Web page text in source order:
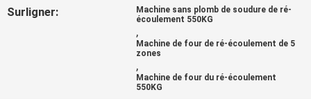
NOUVELLES
Surligner:
Machine sans plomb de soudure de ré-
écoulement 550KG
,
Machine de four de ré-écoulement de 5
zones
,
Machine de four du ré-écoulement
550KG